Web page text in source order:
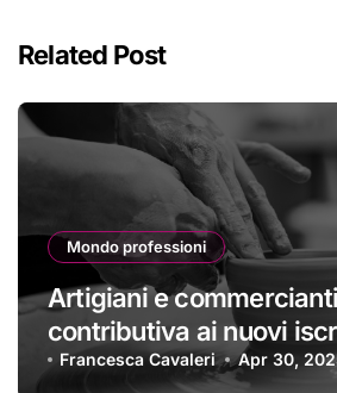
Related Post
Mondo professioni
Artigiani e
contributiva ai nuovi
Francesca Cavaleri Apr 30,